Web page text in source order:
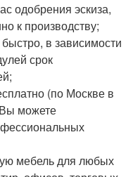
одобрения эскиза,
к производству;
в зависимости
срок
(по Москве в
можете
мебель для любых